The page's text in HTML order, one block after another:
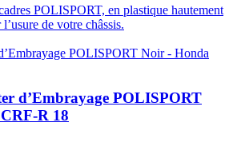
POLISPORT, en plastique hautement
de votre châssis.
d’Embrayage POLISPORT
R 18